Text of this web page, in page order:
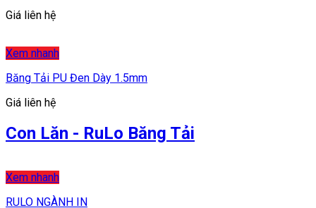
Giá liên hệ
Xem nhanh
Băng Tải PU Đen Dày 1.5mm
Giá liên hệ
Con Lăn - RuLo Băng Tải
Xem nhanh
RULO NGÀNH IN